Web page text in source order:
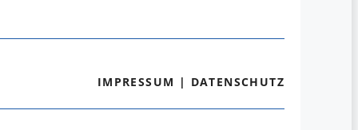
IMPRESSUM | DATENSCHUTZ